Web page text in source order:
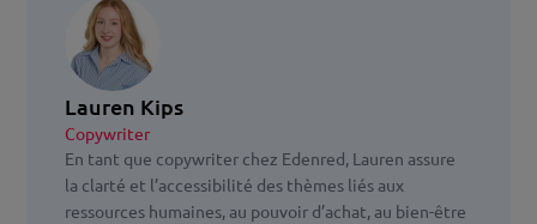
Lauren Kips
Copywriter
En tant que copywriter chez Edenred, Lauren assure
la clarté et l’accessibilité des thèmes liés aux
ressources humaines, au pouvoir d’achat, au bien-être